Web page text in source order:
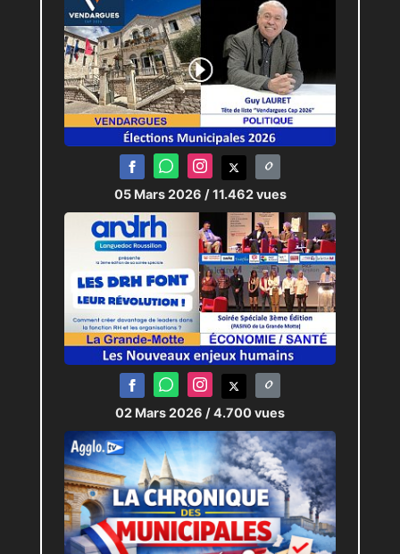
05 Mars 2026 / 11.462 vues
02 Mars 2026 / 4.700 vues